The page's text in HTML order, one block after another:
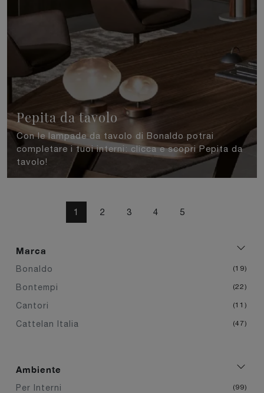
Marca
Bonaldo 19
Bontempi 22
Cantori 11
Cattelan Italia 47
Ambiente
Per Interni 99
Pepita da tavolo
Con le lampade da tavolo di Bonaldo potrai
completare i tuoi interni: clicca e scopri Pepita da
tavolo!
1 2 3 4 5